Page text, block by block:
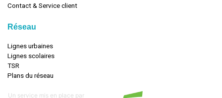
Contact & Service client
Réseau
Lignes urbaines
Lignes scolaires
TSR
Plans du réseau
Un service mis en place par